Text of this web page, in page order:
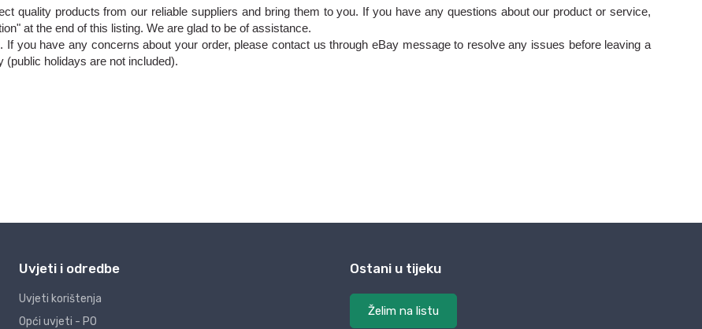
Uvjeti i odredbe
Uvjeti korištenja
Opći uvjeti - PO
Ostani u tijeku
Želim na listu